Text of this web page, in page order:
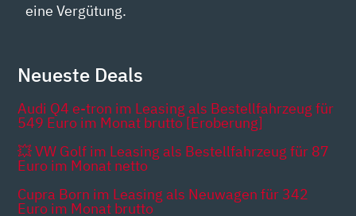
eine Vergütung.
Neueste Deals
Audi Q4 e-tron im Leasing als Bestellfahrzeug für
549 Euro im Monat brutto [Eroberung]
💥 VW Golf im Leasing als Bestellfahrzeug für 87
Euro im Monat netto
Cupra Born im Leasing als Neuwagen für 342
Euro im Monat brutto